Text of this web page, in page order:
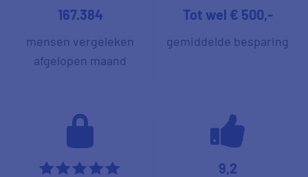
167.384
mensen vergeleken
afgelopen maand
Tot wel € 500,-
gemiddelde besparing
***** 9,2